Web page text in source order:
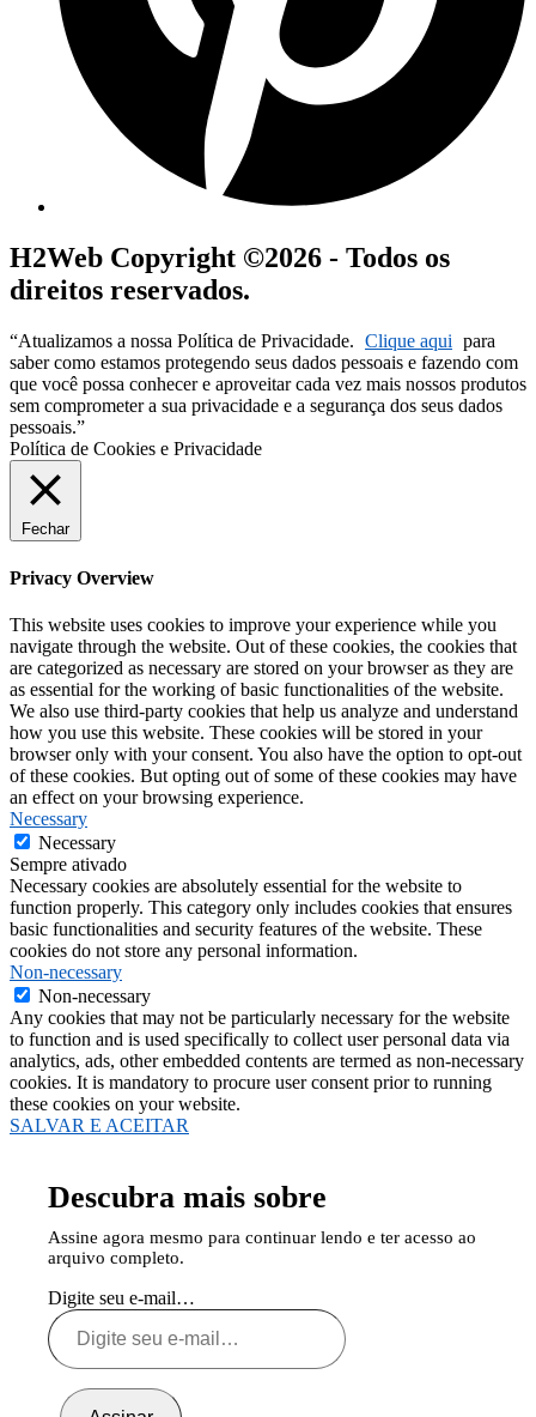
H2Web Copyright ©2026 - Todos os
direitos reservados.
“Atualizamos a nossa Política de Privacidade. Clique aqui para
saber como estamos protegendo seus dados pessoais e fazendo com
que você possa conhecer e aproveitar cada vez mais nossos produtos
sem comprometer a sua privacidade e a segurança dos seus dados
pessoais.”
Política de Cookies e Privacidade
Fechar
Privacy Overview
This website uses cookies to improve your experience while you
navigate through the website. Out of these cookies, the cookies that
are categorized as necessary are stored on your browser as they are
as essential for the working of basic functionalities of the website.
We also use third-party cookies that help us analyze and understand
how you use this website. These cookies will be stored in your
browser only with your consent. You also have the option to opt-out
of these cookies. But opting out of some of these cookies may have
an effect on your browsing experience.
Necessary
Necessary
Sempre ativado
Necessary cookies are absolutely essential for the website to
function properly. This category only includes cookies that ensures
basic functionalities and security features of the website. These
cookies do not store any personal information.
Non-necessary
Non-necessary
Any cookies that may not be particularly necessary for the website
to function and is used specifically to collect user personal data via
analytics, ads, other embedded contents are termed as non-necessary
cookies. It is mandatory to procure user consent prior to running
these cookies on your website.
SALVAR E ACEITAR
Descubra mais sobre
Assine agora mesmo para continuar lendo e ter acesso ao
arquivo completo.
Digite seu e-mail…